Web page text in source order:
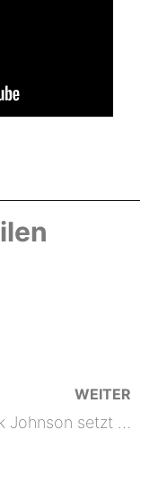
WEITER
Jack Johnson setzt iStopMotion ein